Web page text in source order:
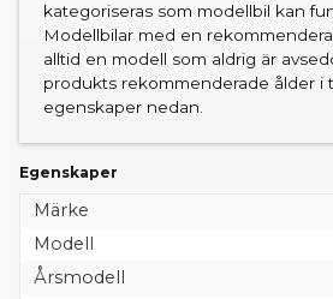
kategoriseras som modellbil kan
Modellbilar med en
alltid en modell som aldrig är
produkts rekommenderade ålder i
egenskaper nedan.
Egenskaper
Märke
Modell
Årsmodell